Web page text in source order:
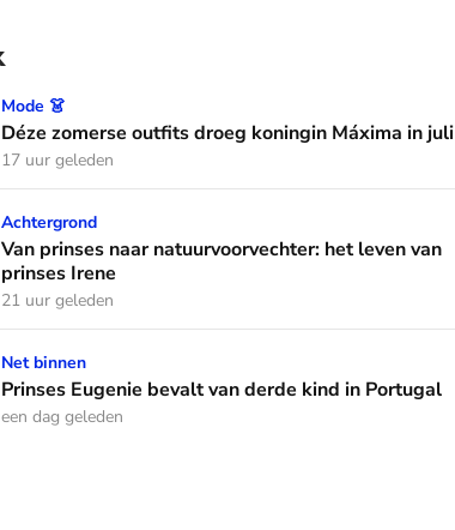
outfits droeg koningin Máxima in juli
Mode 👗
Déze zomerse outfits droeg koningin Máxima in juli
17 uur geleden
natuurvoorvechter: het leven van prinses Irene
Achtergrond
Van prinses naar natuurvoorvechter: het leven van
prinses Irene
21 uur geleden
bevalt van derde kind in Portugal
Net binnen
Prinses Eugenie bevalt van derde kind in Portugal
een dag geleden